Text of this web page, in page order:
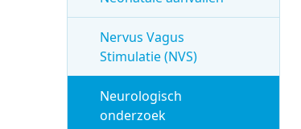
Nervus Vagus
Stimulatie (NVS)
Neurologisch
onderzoek